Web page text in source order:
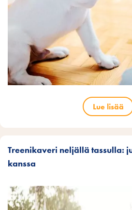
Lue lisää
Treenikaveri neljällä tassulla:
kanssa